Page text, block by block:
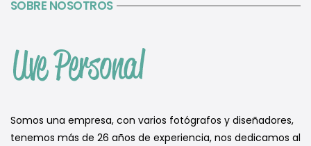
SOBRE NOSOTROS
Somos una empresa, con varios fotógrafos y diseñadores,
tenemos más de 26 años de experiencia, nos dedicamos al